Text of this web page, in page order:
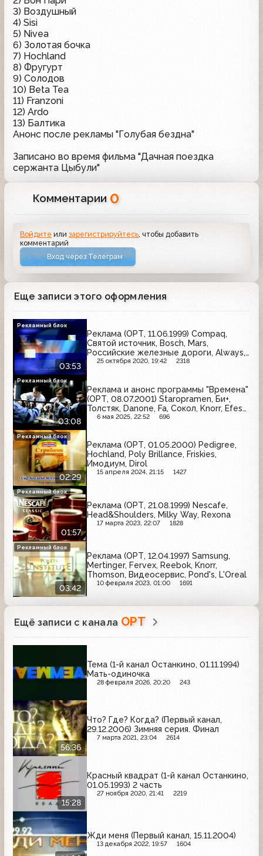
3) Воздушный
4) Sisi
5) Nivea
6) Золотая бочка
7) Hochland
8) Фругурт
9) Солодов
10) Beta Tea
11) Franzoni
12) Ardo
13) Балтика
Анонс после рекламы "Голубая бездна"
Записано во время фильма "Дачная поездка
сержанта Цыбули"
Комментарии 0
Войдите илизарегистрируйтесь , чтобы добавить
комментарий
Вход через Телеграм
Еще записи этого оформления
03:53
Реклама (ОРТ, 11.06.1999) Compaq,
Святой источник, Bosch, Mars,
Российские железные дороги, Always,
Савинов, Pedigree
25 октября 2020, 19:42 2318
Рекламный блок
03:08
Реклама и анонс программы "Времена"
(ОРТ, 08.07.2001) Staropramen, Би+,
Толстяк, Danone, Fa, Сокол, Knorr, Efes
Pilsener, Nescafe
6 мая 2025, 22:52 696
Рекламный блок
02:29
Реклама (ОРТ, 01.05.2000) Pedigree,
Hochland, Poly Brillance, Friskies,
Имодиум, Dirol
15 апреля 2024, 21:15 1427
Рекламный блок
01:57
Реклама (ОРТ, 21.08.1999) Nescafe,
Head&Shoulders, Milky Way, Rexona
17 марта 2023, 22:07 1828
Рекламный блок
03:42
Реклама (ОРТ, 12.04.1997) Samsung,
Mertinger, Fervex, Reebok, Knorr,
Thomson, Видеосервис, Pond's, L'Oreal
10 февраля 2023, 01:00 1691
Рекламный блок
Ещё записи с канала ОРТ
Тема (1-й канал Останкино, 01.11.1994)
Мать-одиночка
28 февраля 2026, 20:20 243
56:36
Что? Где? Когда? (Первый канал,
29.12.2006) Зимняя серия. Финал
7 марта 2021, 23:04 2614
15:28
Красный квадрат (1-й канал Останкино,
01.05.1993) 2 часть
27 ноября 2020, 21:41 2219
Жди меня (Первый канал, 15.11.2004)
13 декабря 2022, 19:57 1604